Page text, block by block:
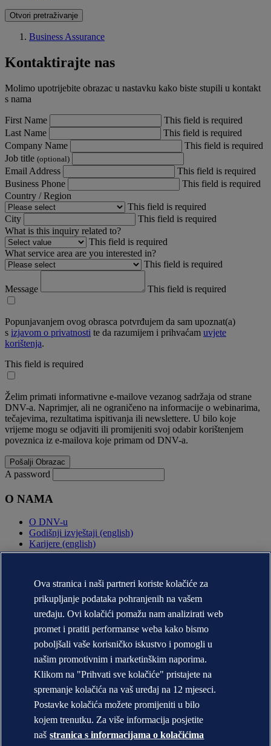
Otvori pretraživanje
Business Assurance
Kontaktirajte nas
Molimo upotrijebite obrazac u nastavku kako biste stupili u kontakt
s nama
First Name
This field is required
Last Name
This field is required
Company Name
This field is required
Job title (optional)
Email Address
This field is required
Business Phone
This field is required
Country / Region
This field is required
City
This field is required
What is this inquiry related to?
This field is required
What service area are you interested in?
This field is required
Message This field is required
Popunjavanjem ovog obrasca potvrđujem da sam upoznat(a)
s izjavom o privatnosti te da razumijem i prihvaćam uvjete
korištenja.
This field is required
Želim primati informativne e-mailove vezanog sadržaja od strane
DNV-a. Naprimjer, ali ne ograničeno na informacije o webinarima,
tečajevima, rezultatima ispitivanja ili newslettere. U bilo koje
vrijeme mogu se odjaviti ili promijeniti svoj odabir korištenjem
poveznica iz e-mailova koje primam od DNV-a.
A password
O NAMA
O DNV-u
Godišnji izvještaji (english)
Karijere (english)
Pronađite ured
Kontakt za medije
Izjava o privatnosti
Uvjeti korištenja
Copyright © DNV AS 2025
Informacije o kolačićima
Ova stranica i naši partneri koriste kolačiće za
prikupljanje podataka pohranjenih na vašem
uređaju. Ovi kolačići pomažu nam analizirati web
promet i pratiti performanse weba kako bismo
poboljšali vaše korisničko iskustvo i pomogli u
našim promotivnim i marketinškim naporima.
Klikom na "Prihvati sve kolačiće" pristajete na
spremanje kolačića na vaš uređaj na 12 mjeseci.
Postavke kolačića možete promijeniti u bilo
kojem trenutku. Za više informacija posjetite
naš stranica s informacijama o kolačićima